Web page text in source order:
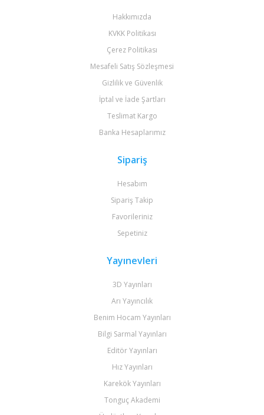
Hakkımızda
KVKK Politikası
Çerez Politikası
Mesafeli Satış Sözleşmesi
Gizlilik ve Güvenlik
İptal ve İade Şartları
Teslimat Kargo
Banka Hesaplarımız
Sipariş
Hesabım
Sipariş Takip
Favorileriniz
Sepetiniz
Yayınevleri
3D Yayınları
Arı Yayıncılık
Benim Hocam Yayınları
Bilgi Sarmal Yayınları
Editör Yayınları
Hız Yayınları
Karekök Yayınları
Tonguç Akademi